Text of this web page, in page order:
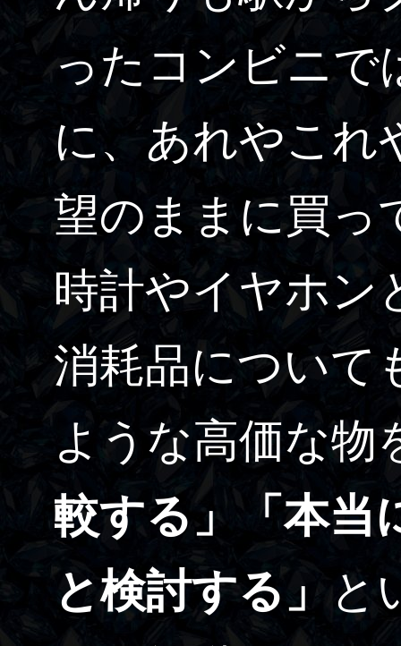
ったコンビニで
に、あれやこれ
望のままに買っ
時計やイヤホン
消耗品について
ような高価な物
較する」「本当
と検討する」 と